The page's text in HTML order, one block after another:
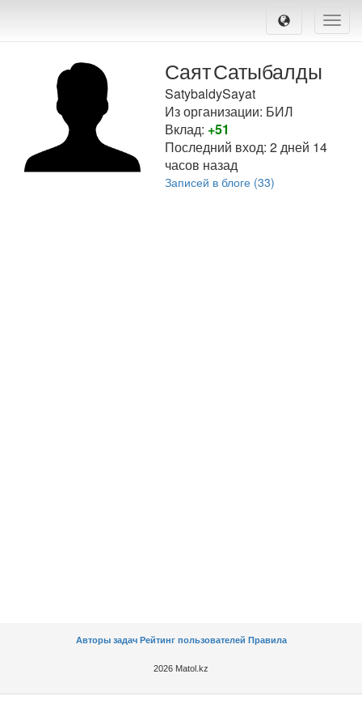
Toggle
СаятСатыбалды
SatybaldySayat
Из организации: БИЛ
Вклад: +51
Последний вход:2 дней 14
часов назад
Записей в блоге (33)
Авторы задач Рейтинг пользователей Правила
2026 Matol.kz